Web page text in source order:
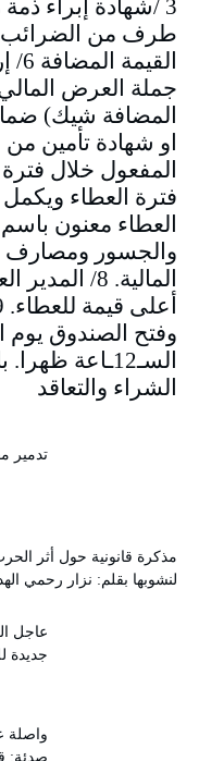
جملة العرض
المضافة شيك)
او شهادة تأمين
المفعول خلال
العطاء معنون
المالية. 8/
السـ12ـاعة
الشراء والتعاقد
تدمير
مذكرة قانونية حول أثر
لنشوبها بقلم: نزار رحمي
عاجل
جديدة
واصلة
صدئة: